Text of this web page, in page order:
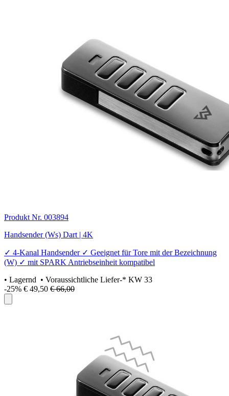
Produkt Nr. 003894
Handsender (Ws) Dart | 4K
✓ 4-Kanal Handsender ✓ Geeignet für Tore mit der Bezeichnung
(W) ✓ mit SPARK Antriebseinheit kompatibel
• Lagernd • Voraussichtliche Liefer-* KW 33
-25% € 49,50 € 66,00